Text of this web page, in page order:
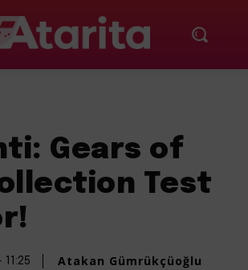
Gears of
Test
11:25 Atakan Gümrükçüoğlu